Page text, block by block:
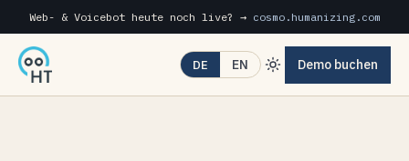
Web- & Voicebot heute noch live? → cosmo.humanizing.com
DE EN Demo buchen